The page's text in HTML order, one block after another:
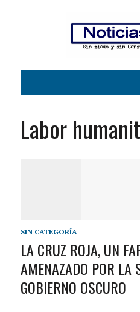
Labor
SIN CATEGORÍA
LA CRUZ ROJA, UN
AMENAZADO POR LA
GOBIERNO OSCURO